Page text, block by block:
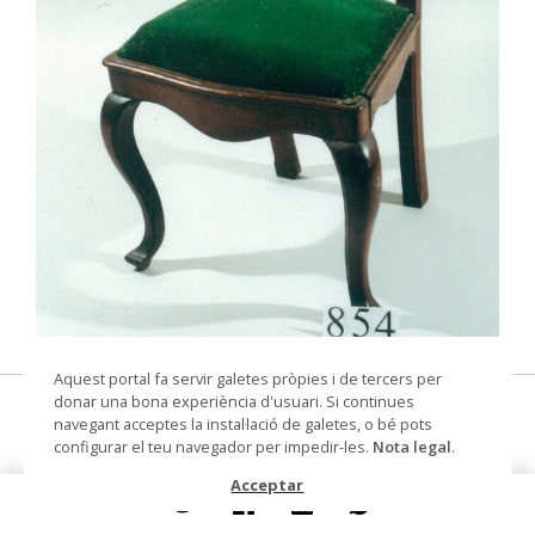
© Arxiu Fotogràfic del Consorci del Patrimoni de
Sitges
cadira
Datació Segle XIX
Aquest portal fa servir galetes pròpies i de tercers per
donar una bona experiència d'usuari. Si continues
navegant acceptes la instal·lació de galetes, o bé pots
configurar el teu navegador per impedir-les. Nota legal.
Acceptar